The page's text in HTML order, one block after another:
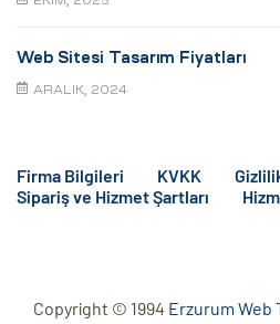
Web Sitesi Tasarım Fiyatları
ARALIK, 2024
Firma Bilgileri KVKK
Sipariş ve Hizmet Şartları
Copyright © 1994 Erzurum Web